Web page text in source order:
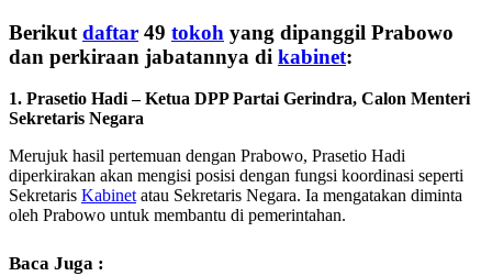
Berikut daftar 49 tokoh yang dipanggil Prabowo
dan perkiraan jabatannya di kabinet:
1. Prasetio Hadi – Ketua DPP Partai Gerindra, Calon Menteri
Sekretaris Negara
Merujuk hasil pertemuan dengan Prabowo, Prasetio Hadi
diperkirakan akan mengisi posisi dengan fungsi koordinasi seperti
Sekretaris Kabinet atau Sekretaris Negara. Ia mengatakan diminta
oleh Prabowo untuk membantu di pemerintahan.
Baca Juga :